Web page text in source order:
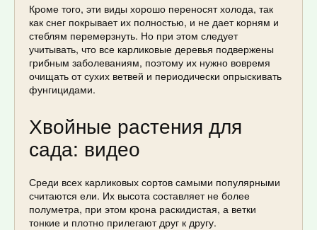
Кроме того, эти виды хорошо переносят холода, так
как снег покрывает их полностью, и не дает корням и
стеблям перемерзнуть. Но при этом следует
учитывать, что все карликовые деревья подвержены
грибным заболеваниям, поэтому их нужно вовремя
очищать от сухих ветвей и периодически опрыскивать
фунгицидами.
Хвойные растения для
сада: видео
Среди всех карликовых сортов самыми популярными
считаются ели. Их высота составляет не более
полуметра, при этом крона раскидистая, а ветки
тонкие и плотно прилегают друг к другу.